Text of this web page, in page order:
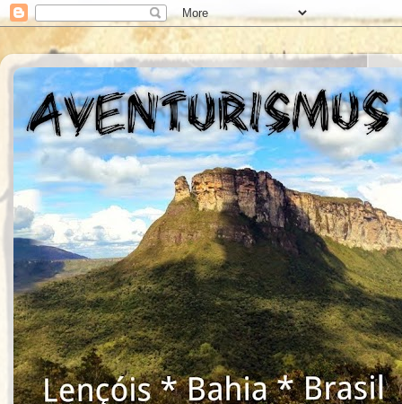
AVENTURISMUS
Empresa Especializada Trekking